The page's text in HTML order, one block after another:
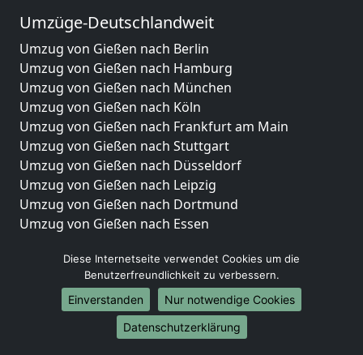
Umzüge-Deutschlandweit
Umzug von Gießen nach Berlin
Umzug von Gießen nach Hamburg
Umzug von Gießen nach München
Umzug von Gießen nach Köln
Umzug von Gießen nach Frankfurt am Main
Umzug von Gießen nach Stuttgart
Umzug von Gießen nach Düsseldorf
Umzug von Gießen nach Leipzig
Umzug von Gießen nach Dortmund
Umzug von Gießen nach Essen
Umzug von Gießen nach Dresden
Umzug von Gießen nach Hannover
Umzug von Gießen nach Nürnberg
Umzug von Gießen nach Duisburg
Umzug von Gießen nach Bochum
Diese Internetseite verwendet Cookies um die
Benutzerfreundlichkeit zu verbessern.
Einverstanden
Nur notwendige Cookies
Datenschutzerklärung